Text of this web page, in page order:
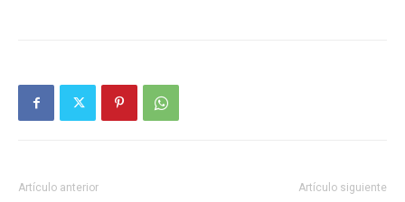
Artículo anterior Artículo siguiente